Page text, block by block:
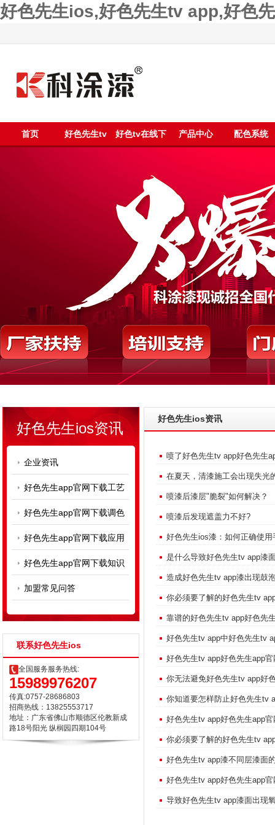
好色先生ios,好色先生tv app,好色
首页 好色先生tv 好色tv在线下 产品中心 配色系统
好色先生ios资讯
企业资讯
好色先生app官网下载工艺
好色先生app官网下载调色
好色先生app官网下载应用
好色先生app官网下载知识
加盟常见问答
联系好色先生ios
全国服务服务热线:
15989976207
传真:0757-28686803
招商热线：13825553717
地址：广东省佛山市顺德区伦教新成
路18号阳光 纵榈园四期104号
好色先生ios资讯
喷了好色先生tv app好色先生
在夏天，清漆施工会出现失光的
喷漆后漆层"脆裂"如何解决？
喷漆后发现遮盖力不好?
好色先生ios漆：如何正确使
是什么导致好色先生tv app漆面
造成好色先生tv app漆出现鼓泡
你必须要了解的好色先生tv
靠谱的好色先生tv app好色先
好色先生tv app中好色先生tv
好色先生tv app好色先生app
你无法避免好色先生tv app好色
你知道要怎样防止好色先生tv
好色先生tv app好色先生app
你必须要了解的好色先生tv
好色先生tv app漆不同层漆面的
好色先生tv app好色先生app
导致好色先生tv app漆面出现氧